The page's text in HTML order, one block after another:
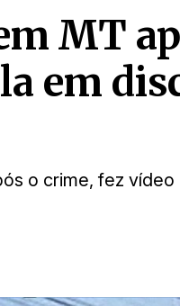
MT
em
o crime, fez